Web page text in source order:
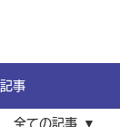
記事
全ての記事